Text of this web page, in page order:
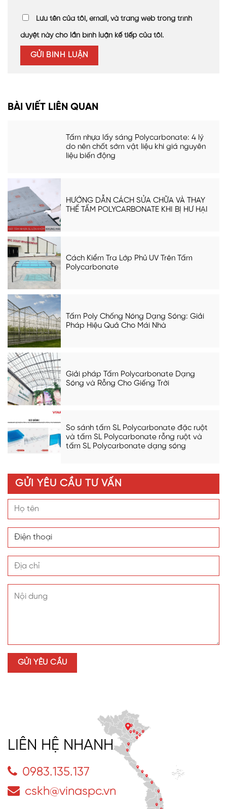
Lưu tên của tôi, email, và trang web trong trình
duyệt này cho lần bình luận kế tiếp của tôi.
BÀI VIẾT LIÊN QUAN
Tấm nhựa lấy sáng Polycarbonate: 4 lý
do nên chốt sớm vật liệu khi giá nguyên
liệu biến động
HƯỚNG DẪN CÁCH SỬA CHỮA VÀ THAY
THẾ TẤM POLYCARBONATE KHI BỊ HƯ HẠI
Cách Kiểm Tra Lớp Phủ UV Trên Tấm
Polycarbonate
Tấm Poly Chống Nóng Dạng Sóng: Giải
Pháp Hiệu Quả Cho Mái Nhà
Giải pháp Tấm Polycarbonate Dạng
Sóng và Rỗng Cho Giếng Trời
So sánh tấm SL Polycarbonate đặc ruột
và tấm SL Polycarbonate rỗng ruột và
tấm SL Polycarbonate dạng sóng
GỬI YÊU CẦU TƯ VẤN
LIÊN HỆ NHANH
0983.135.137
cskh@vinaspc.vn